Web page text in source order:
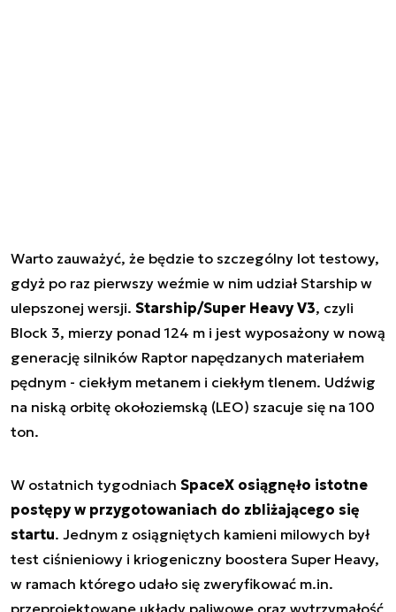
Warto zauważyć, że będzie to szczególny lot testowy,
gdyż po raz pierwszy weźmie w nim udział Starship w
ulepszonej wersji. Starship/Super Heavy V3, czyli
Block 3, mierzy ponad 124 m i jest wyposażony w nową
generację silników Raptor napędzanych materiałem
pędnym - ciekłym metanem i ciekłym tlenem. Udźwig
na niską orbitę okołoziemską (LEO) szacuje się na 100
ton.
W ostatnich tygodniach SpaceX osiągnęło istotne
postępy w przygotowaniach do zbliżającego się
startu. Jednym z osiągniętych kamieni milowych był
test ciśnieniowy i kriogeniczny boostera Super Heavy,
w ramach którego udało się zweryfikować m.in.